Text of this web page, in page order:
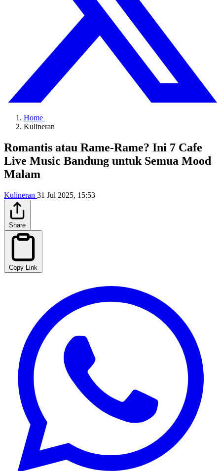
Home
Kulineran
Romantis atau Rame-Rame? Ini 7 Cafe
Live Music Bandung untuk Semua Mood
Malam
Kulineran 31 Jul 2025, 15:53
Share
Copy Link